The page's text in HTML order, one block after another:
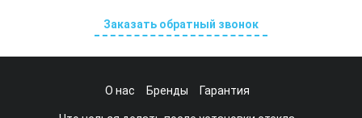
Заказать обратный звонок
О нас Бренды Гарантия